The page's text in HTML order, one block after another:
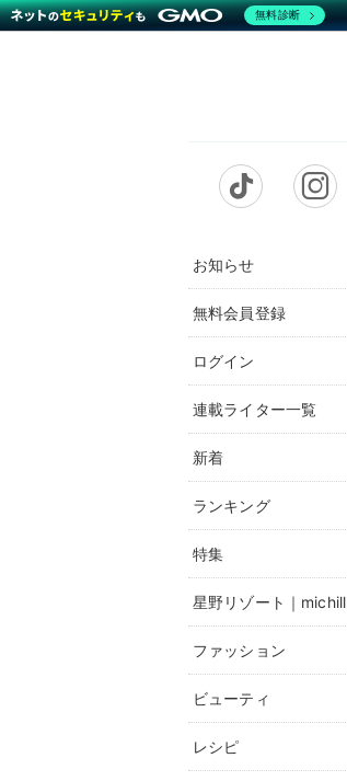
お知らせ
無料会員登録
ログイン
連載ライター一覧
新着
ランキング
特集
星野リゾート｜michill
ファッション
ビューティ
レシピ
無料診断